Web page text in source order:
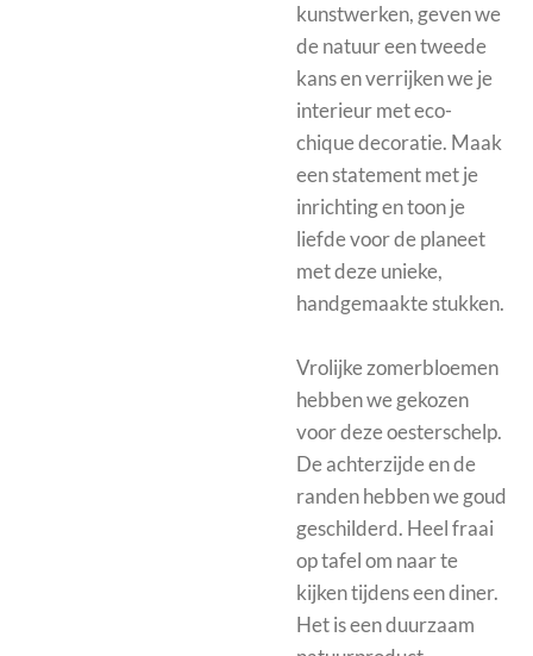
kunstwerken, geven we
de natuur een tweede
kans en verrijken we je
interieur met eco-
chique decoratie. Maak
een statement met je
inrichting en toon je
liefde voor de planeet
met deze unieke,
handgemaakte stukken.
Vrolijke zomerbloemen
hebben we gekozen
voor deze oesterschelp.
De achterzijde en de
randen hebben we goud
geschilderd. Heel fraai
op tafel om naar te
kijken tijdens een diner.
Het is een duurzaam